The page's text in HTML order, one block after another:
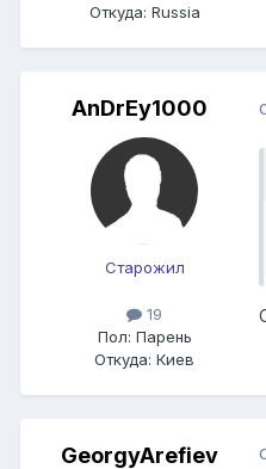
Откуда: Russia
AnDrEy1000
Старожил
19
Пол: Парень
Откуда: Киев
GeorgyArefiev